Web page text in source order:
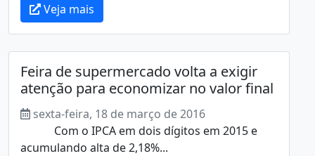
Veja mais
Feira de supermercado volta a exigir
atenção para economizar no valor final
sexta-feira, 18 de março de 2016
Com o IPCA em dois dígitos em 2015 e
acumulando alta de 2,18%...